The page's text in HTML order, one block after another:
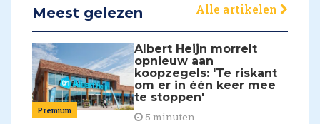
Meest gelezen Alle artikelen
Premium
Albert Heijn morrelt
opnieuw aan
koopzegels: 'Te riskant
om er in één keer mee
te stoppen'
5 minuten